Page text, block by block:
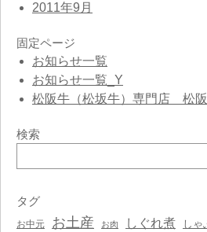
2011年9月
固定ページ
お知らせ一覧
お知らせ一覧_Y
松阪牛（松坂牛）専門店 松
検索
索
タグ
お中元 お土産 お肉 しぐれ煮 しゃ